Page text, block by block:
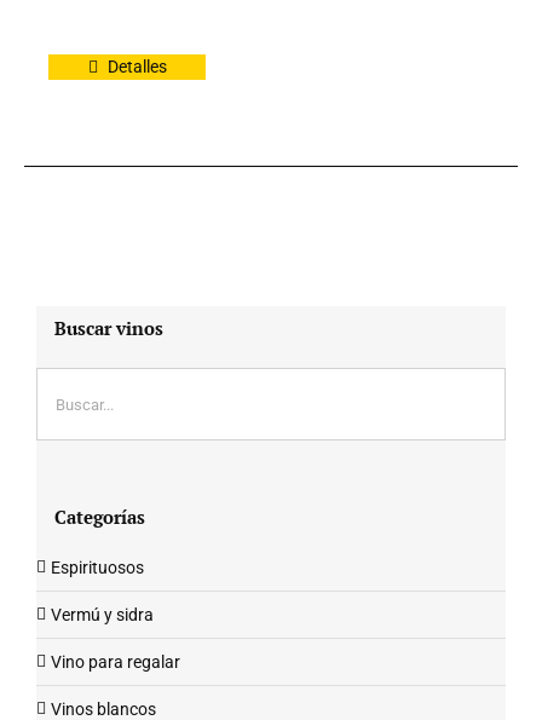
Detalles
Buscar vinos
Categorías
Espirituosos
Vermú y sidra
Vino para regalar
Vinos blancos